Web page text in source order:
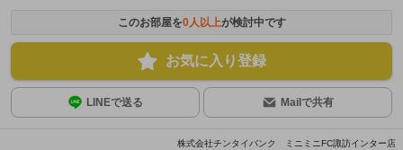
このお部屋を0人以上が検討中です
お気に入り登録
LINEで送る Mailで共有
株式会社チンタイバンク ミニミニFC諏訪インター店